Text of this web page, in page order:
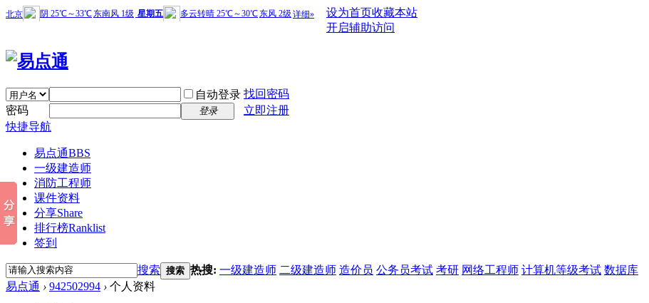
设为首页收藏本站
开启辅助访问
自动登录 找回密码
密码
登录
立即注册
快捷导航
易点通BBS
一级建造师
消防工程师
课件资料
分享Share
排行榜Ranklist
签到
搜索 搜索 热搜: 一级建造师 二级建造师 造价员 公务员考试 考研 网络工程师 计算机等级考试 数据库
易点通 › 942502994 › 个人资料